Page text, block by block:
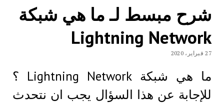
شرح مبسط لـ ما هي شبكة
Lightning Network
27 فبراير، 2020
ما هي شبكة Lightning Network ؟
للإجابة عن هذا السؤال يجب ان نتحدث